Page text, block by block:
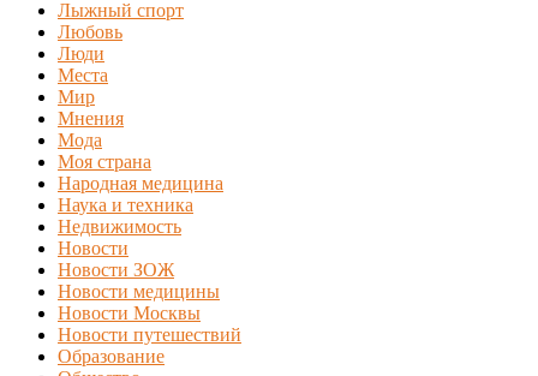
Лыжный спорт
Любовь
Люди
Места
Мир
Мнения
Мода
Моя страна
Народная медицина
Наука и техника
Недвижимость
Новости
Новости ЗОЖ
Новости медицины
Новости Москвы
Новости путешествий
Образование